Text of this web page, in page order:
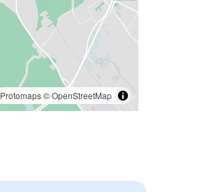
Protomaps©OpenStreetMap